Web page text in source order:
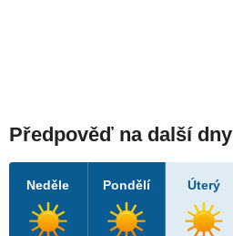
Předpověď na další dny
Neděle Pondělí Úterý